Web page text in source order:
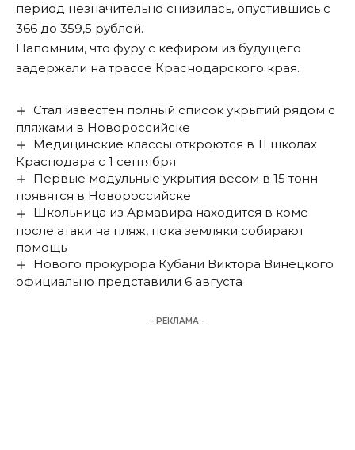
период незначительно снизилась, опустившись с
366 до 359,5 рублей.
Напомним, что фуру с кефиром из будущего
задержали на трассе Краснодарского края.
Стал известен полный список укрытий рядом с
пляжами в Новороссийске
Медицинские классы откроются в 11 школах
Краснодара с 1 сентября
Первые модульные укрытия весом в 15 тонн
появятся в Новороссийске
Школьница из Армавира находится в коме
после атаки на пляж, пока земляки собирают
помощь
Нового прокурора Кубани Виктора Винецкого
официально представили 6 августа
- РЕКЛАМА -